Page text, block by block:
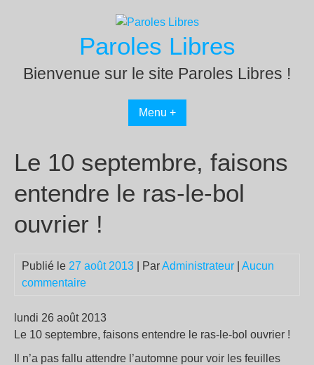
Paroles Libres
Bienvenue sur le site Paroles Libres !
Menu +
Le 10 septembre, faisons
entendre le ras-le-bol
ouvrier !
Publié le 27 août 2013 | ParAdministrateur
Aucun
commentaire
lundi 26 août 2013
Le 10 septembre, faisons entendre le ras-le-bol ouvrier !
Il n’a pas fallu attendre l’automne pour voir les feuilles